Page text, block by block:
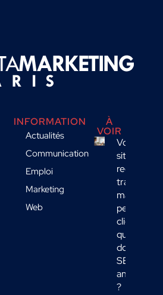
INFORMATION
Actualités
Communication
Emploi
Marketing
Web
À
VOIR
Votre
site
reçoit du
trafic
mais
peu de
clients :
quelles
données
SEO
analyser
?